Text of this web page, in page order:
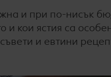
и при по-нисък
и кои ястия са
и евтини